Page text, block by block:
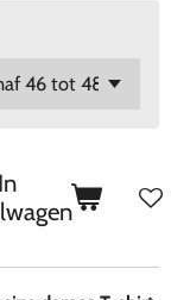
In